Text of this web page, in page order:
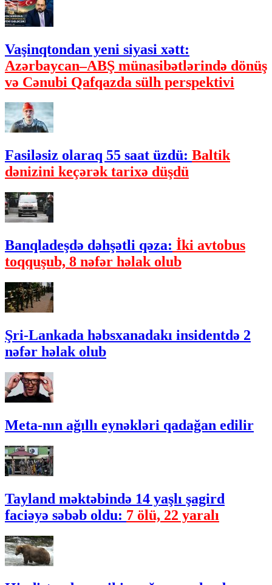
Vaşinqtondan yeni siyasi xətt:
Azərbaycan–ABŞ münasibətlərində dönüş
və Cənubi Qafqazda sülh perspektivi
Fasiləsiz olaraq 55 saat üzdü: Baltik
dənizini keçərək tarixə düşdü
Banqladeşdə dəhşətli qəza: İki avtobus
toqquşub, 8 nəfər həlak olub
Şri-Lankada həbsxanadakı insidentdə 2
nəfər həlak olub
Meta-nın ağıllı eynəkləri qadağan edilir
Tayland məktəbində 14 yaşlı şagird
faciəyə səbəb oldu: 7 ölü, 22 yaralı